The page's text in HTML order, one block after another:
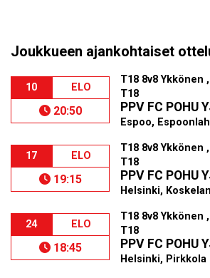
Joukkueen ajankohtaiset
10 ELO
20:50
T18 8v8 Ykkönen
T18
PPV FC POHU
Espoo,
17 ELO
19:15
T18 8v8 Ykkönen
T18
PPV FC POHU
Helsinki,
24 ELO
18:45
T18 8v8 Ykkönen
T18
PPV FC POHU
Helsinki, Pirkkola